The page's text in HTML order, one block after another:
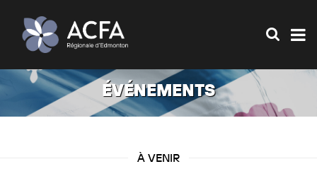
ÉVÉNEMENTS
À VENIR